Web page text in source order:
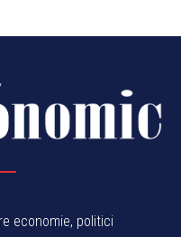
economie, politici